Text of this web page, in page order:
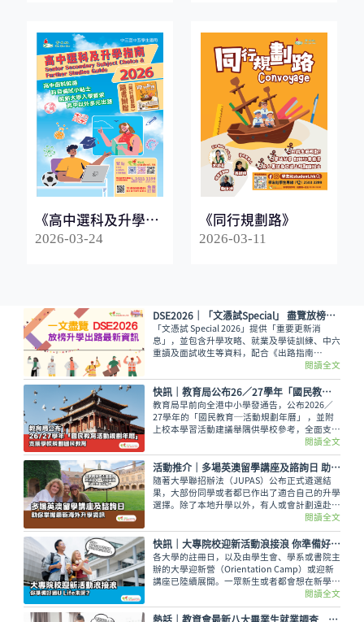
《高中選科及升學指
南2026》
2026-03-24
《同行規劃路》
2026-03-11
DSE2026│「文憑試Special」 盡覽放榜升學出路最新資訊
「文憑試 Special 2026」提供「重要更新消
息」，並包含升學攻略、就業及學徒訓練、中六
重讀及面試收生等資料，配合《出路指南
2026》讓讀者線上線下接收最全面的放榜動
向！
閱讀全文
快訊｜教育局公布26／27學年「國民教育活動規劃年曆」 支援學校規劃國民教育
教育局早前向全港中小學發通告，公布2026／
27學年的「國民教育─活動規劃年曆」 ，並附
上校本學習活動建議舉隅供學校參考，全面支援
閱讀全文
活動推介｜多場英澳留學講座及諮詢日 助你掌握最新海外升學資訊
隨著大學聯招辦法（JUPAS）公布正式遴選結
果，大部份同學或者都已作出了適合自己的升學
選擇。除了本地升學以外，有人或會計劃遠赴外
地學習，而在這個8月便有多場英國及澳洲大學
的升學講座，除了介紹兩地熱門課程，也會簡介
簽證及生活費等重要資訊。
閱讀全文
快訊｜大專院校迎新活動浪接浪 你準備好過U Life未呢？
各大學的註冊日，以及由學生會、學系或書院主
辦的大學迎新營（Orientation Camp）或迎新
講座已陸續展開。一眾新生或者都會想在新學年
早些適應新環境，結識到新的同學，迎接豐富精
彩的大學生活。
閱讀全文
熱話│教資會最新八大畢業生就業調查 平均年薪33.6萬元